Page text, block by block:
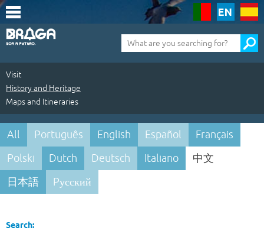
Saltar
para
conteúdo
(tecla
de
1)
Visit
History and Heritage
Maps and Itineraries
Visit
|
History
and
All Português English Español
Français
Polski
Dutch Deutsch Italiano
中文
日本語
Pусский
Search: